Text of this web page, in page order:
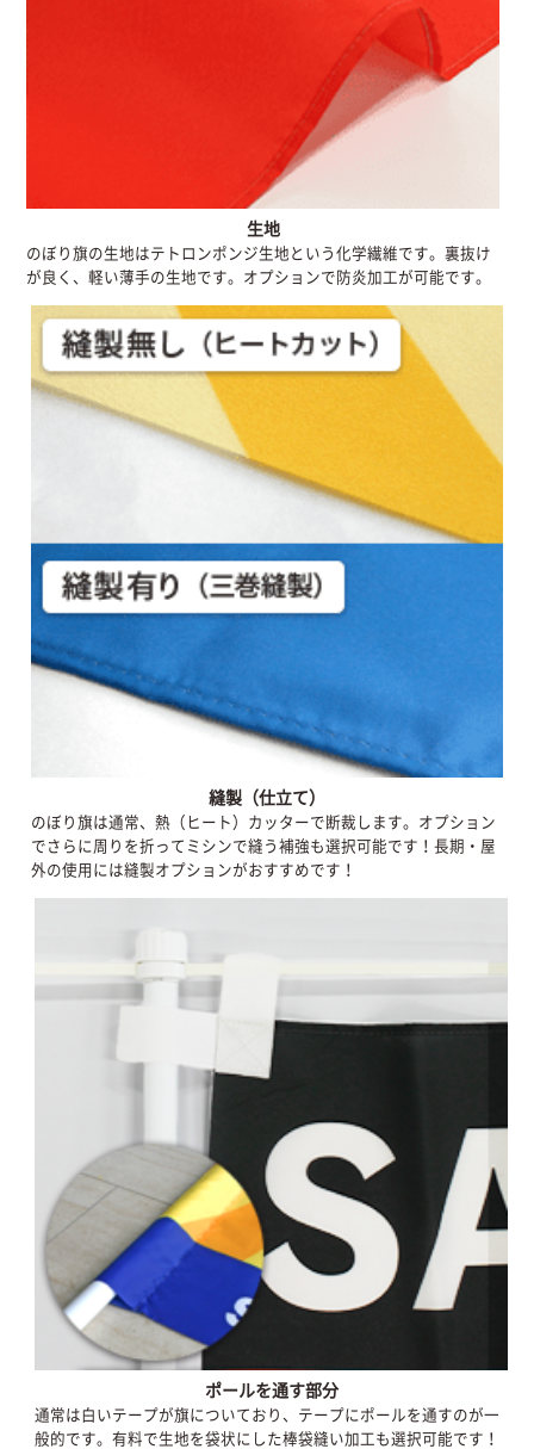
生地
のぼり旗の生地はテトロンポンジ生地という化学繊維です。裏抜け
が良く、軽い薄手の生地です。オプションで防炎加工が可能です。
縫製（仕立て）
のぼり旗は通常、熱（ヒート）カッターで断裁します。オプション
でさらに周りを折ってミシンで縫う補強も選択可能です！長期・屋
外の使用には縫製オプションがおすすめです！
ポールを通す部分
通常は白いテープが旗についており、テープにポールを通すのが一
般的です。有料で生地を袋状にした棒袋縫い加工も選択可能です！